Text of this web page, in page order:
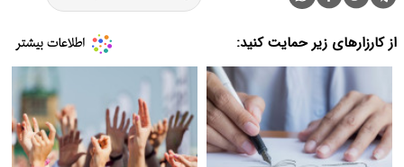
از کارزارهای زیر حمایت کنید: